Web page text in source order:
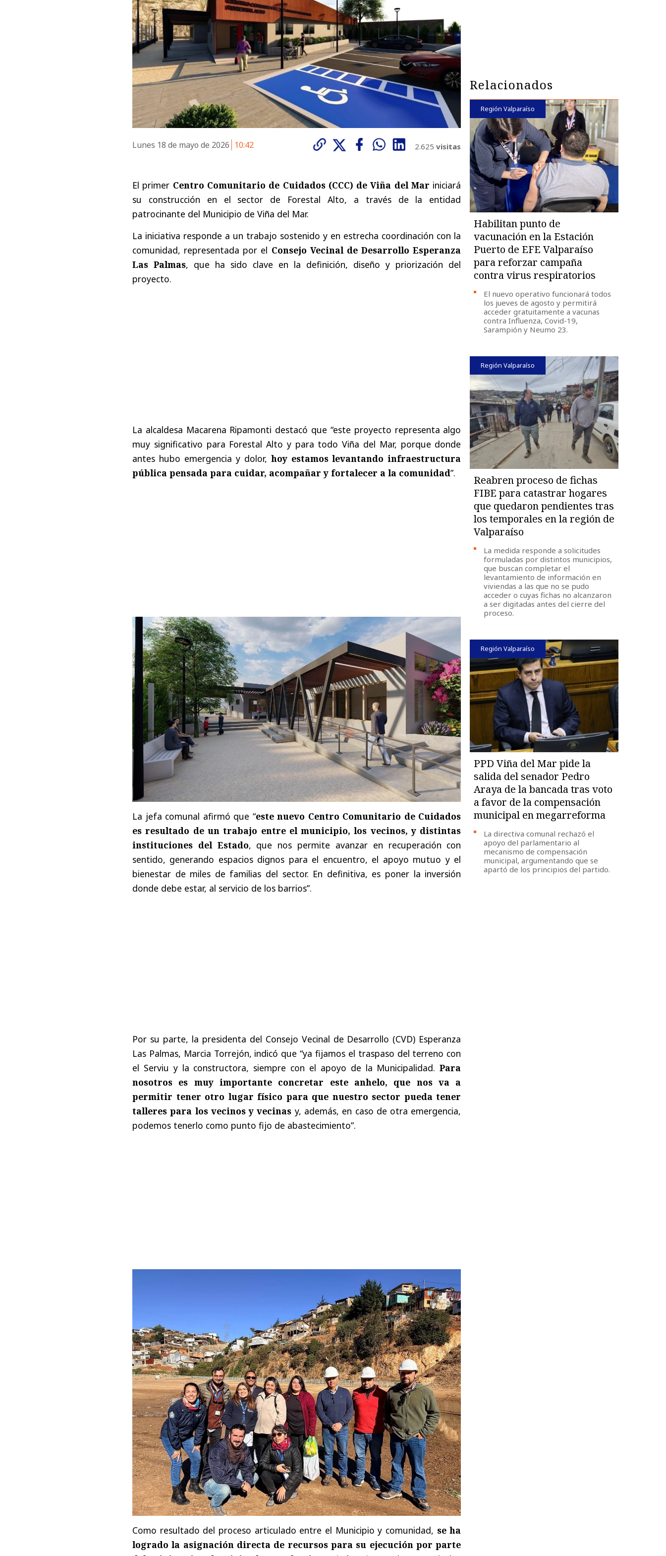
Lunes 18 de mayo de 2026 10:42 2.625 visitas
El primer Centro Comunitario de Cuidados (CCC) de Viña del Mar iniciará
su construcción en el sector de Forestal Alto, a través de la entidad
patrocinante del Municipio de Viña del Mar.
La iniciativa responde a un trabajo sostenido y en estrecha coordinación con la
comunidad, representada por el Consejo Vecinal de Desarrollo Esperanza
Las Palmas, que ha sido clave en la definición, diseño y priorización del
proyecto.
La alcaldesa Macarena Ripamonti destacó que “este proyecto representa algo
muy significativo para Forestal Alto y para todo Viña del Mar, porque donde
antes hubo emergencia y dolor, hoy estamos levantando infraestructura
pública pensada para cuidar, acompañar y fortalecer a la comunidad”.
La jefa comunal afirmó que “este nuevo Centro Comunitario de Cuidados
es resultado de un trabajo entre el municipio, los vecinos, y distintas
instituciones del Estado, que nos permite avanzar en recuperación con
sentido, generando espacios dignos para el encuentro, el apoyo mutuo y el
bienestar de miles de familias del sector. En definitiva, es poner la inversión
donde debe estar, al servicio de los barrios”.
Por su parte, la presidenta del Consejo Vecinal de Desarrollo (CVD) Esperanza
Las Palmas, Marcia Torrejón, indicó que “ya fijamos el traspaso del terreno con
el Serviu y la constructora, siempre con el apoyo de la Municipalidad.Para
nosotros es muy importante concretar este anhelo, que nos va a
permitir tener otro lugar físico para que nuestro sector pueda tener
talleres para los vecinos y vecinas y, además, en caso de otra emergencia,
podemos tenerlo como punto fijo de abastecimiento”.
Como resultado del proceso articulado entre el Municipio y comunidad, se ha
logrado la asignación directa de recursos para su ejecución por parte
Relacionados
Región Valparaíso
Habilitan punto de
vacunación en la Estación
Puerto de EFE Valparaíso
para reforzar campaña
contra virus respiratorios
El nuevo operativo funcionará todos
los jueves de agosto y permitirá
acceder gratuitamente a vacunas
contra Influenza, Covid-19,
Sarampión y Neumo 23.
Región Valparaíso
Reabren proceso de fichas
FIBE para catastrar hogares
que quedaron pendientes tras
los temporales en la región de
Valparaíso
La medida responde a solicitudes
formuladas por distintos municipios,
que buscan completar el
levantamiento de información en
viviendas a las que no se pudo
acceder o cuyas fichas no alcanzaron
a ser digitadas antes del cierre del
proceso.
Región Valparaíso
PPD Viña del Mar pide la
salida del senador Pedro
Araya de la bancada tras voto
a favor de la compensación
municipal en megarreforma
La directiva comunal rechazó el
apoyo del parlamentario al
mecanismo de compensación
municipal, argumentando que se
apartó de los principios del partido.